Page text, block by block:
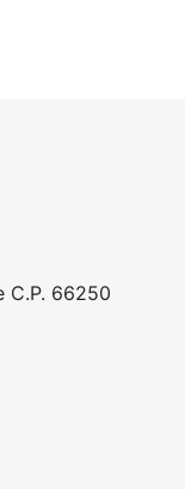
C.P. 66250